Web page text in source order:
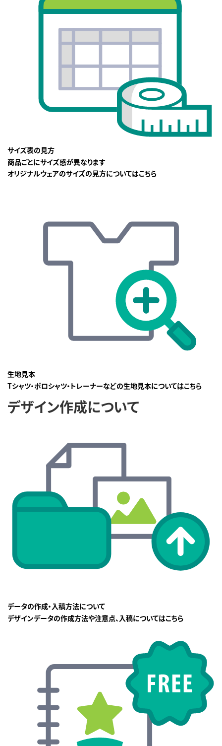
サイズ表の見方
商品ごとにサイズ感が異なります
オリジナルウェアのサイズの見方についてはこちら
生地見本
Tシャツ・ポロシャツ・トレーナーなどの生地見本についてはこちら
デザイン作成について
データの作成・入稿方法について
デザインデータの作成方法や注意点、入稿についてはこちら